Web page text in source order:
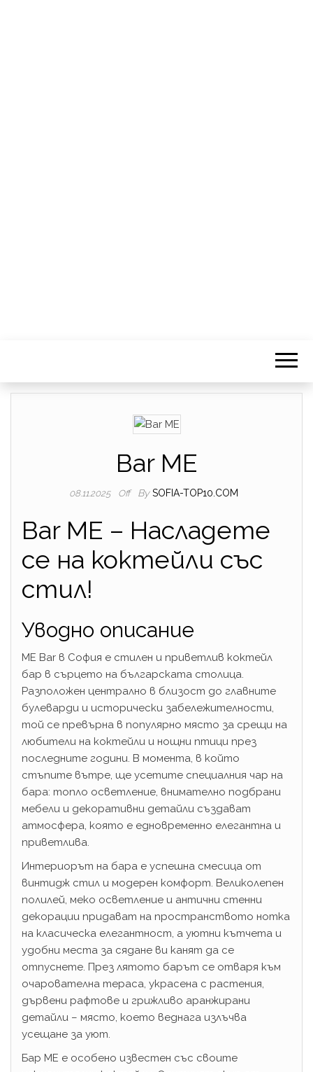
Bar ME
08.11.2025 Off By SOFIA-TOP10.COM
Bar ME – Насладете
се на коктейли със
стил!
Уводно описание
ME Bar в София е стилен и приветлив коктейл
бар в сърцето на българската столица.
Разположен централно в близост до главните
булеварди и исторически забележителности,
той се превърна в популярно място за срещи на
любители на коктейли и нощни птици през
последните години. В момента, в който
стъпите вътре, ще усетите специалния чар на
бара: топло осветление, внимателно подбрани
мебели и декоративни детайли създават
атмосфера, която е едновременно елегантна и
приветлива.
Интериорът на бара е успешна смесица от
винтидж стил и модерен комфорт. Великолепен
полилей, меко осветление и антични стенни
декорации придават на пространството нотка
на класическа елегантност, а уютни кътчета и
удобни места за сядане ви канят да се
отпуснете. През лятото барът се отваря към
очарователна тераса, украсена с растения,
дървени рафтове и грижливо аранжирани
детайли – място, което веднага излъчва
усещане за уют.
Бар ME е особено известен със своите